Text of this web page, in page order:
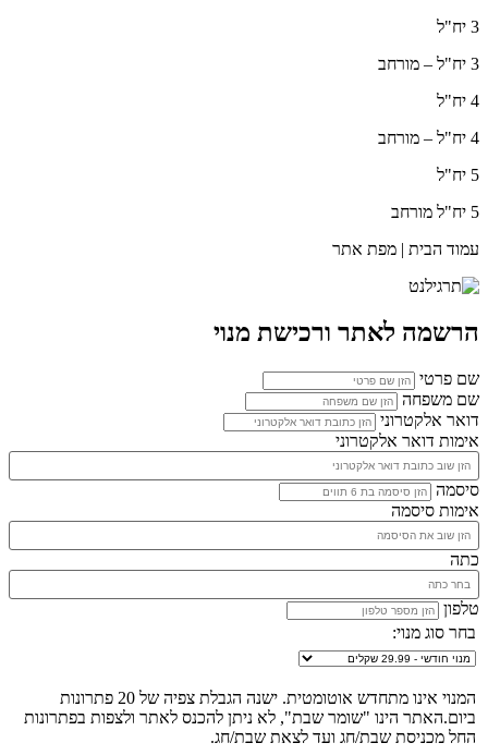
3 יח"ל
3 יח"ל – מורחב
4 יח"ל
4 יח"ל – מורחב
5 יח"ל
5 יח"ל מורחב
עמוד הבית | מפת אתר
הרשמה לאתר ורכישת מנוי
שם פרטי
שם משפחה
דואר אלקטרוני
אימות דואר אלקטרוני
סיסמה
אימות סיסמה
כתה
טלפון
בחר סוג מנוי:
המנוי אינו מתחדש אוטומטית. ישנה הגבלת צפיה של 20 פתרונות
ביום.האתר הינו "שומר שבת", לא ניתן להכנס לאתר ולצפות בפתרונות
החל מכניסת שבת/חג ועד לצאת שבת/חג.